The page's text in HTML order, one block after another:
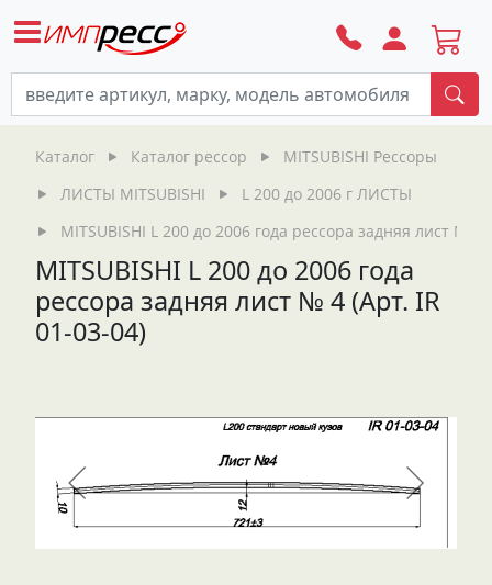
Каталог Каталог рессор
MITSUBISHI Рессоры
ЛИСТЫ MITSUBISHI
L 200 до 2006 г ЛИСТЫ
MITSUBISHI L 200 до 2006 года рессора задняя лист № 4
MITSUBISHI L 200 до 2006 года
рессора задняя лист № 4 (Арт. IR
01-03-04)